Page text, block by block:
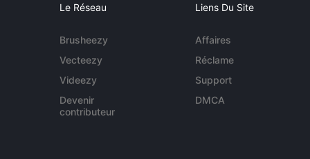
Le Réseau
Brusheezy
Vecteezy
Videezy
Devenir
contributeur
Liens Du Site
Affaires
Réclame
Support
DMCA